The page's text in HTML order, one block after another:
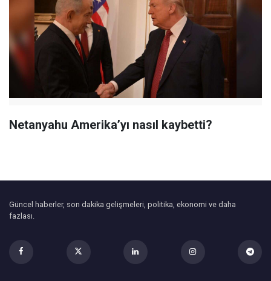
Netanyahu Amerika’yı nasıl kaybetti?
Güncel haberler, son dakika gelişmeleri, politika, ekonomi ve daha
fazlası.